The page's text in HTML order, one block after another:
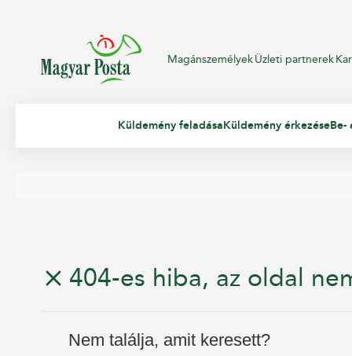
MagánszemélyekÜzleti partnerek
Küldemény feladásaKüldemény érkezéseBe-
404-es hiba, az oldal
Nem találja, amit keresett?